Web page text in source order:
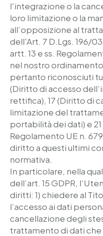
l'integrazione o la
loro limitazione o la
all’opposizione al
dell'Art. 7 D.Lgs. 196/
artt. 13 e ss.
nel nostro ordinamento
pertanto riconosciuti
(Diritto di accesso
rettifica), 17 (Diritto di
limitazione del
portabilità dei dati) e
Regolamento UE n.
diritto a questi ultimi
normativa.
In particolare, nella
dell’art. 15 GDPR,
diritti: 1) chiedere al
l’accesso ai dati
cancellazione degli
trattamento di dati che